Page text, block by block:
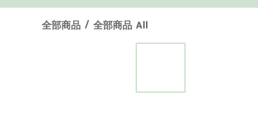
全部商品 / 全部商品 All